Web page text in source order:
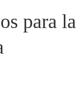
para la